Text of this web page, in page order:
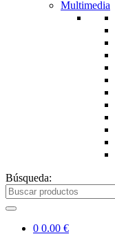
Multimedia
Búsqueda:
0 0.00 €